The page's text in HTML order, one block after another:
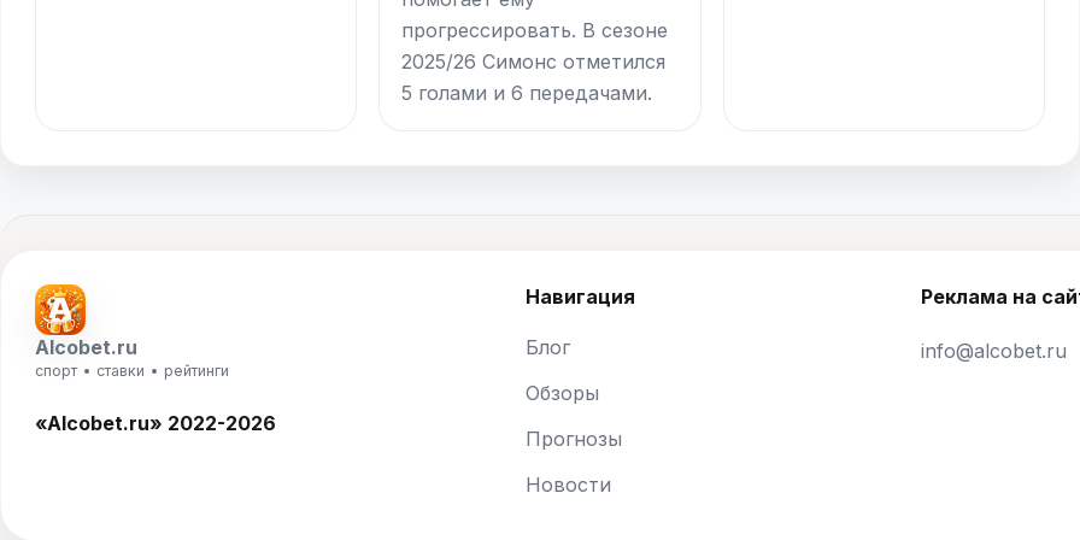
прогрессировать. В сезоне
2025/26 Симонс отметился
5 голами и 6 передачами.
Alcobet.ru
спорт • ставки • рейтинги
«Alcobet.ru» 2022-2026
Навигация
Блог
Обзоры
Прогнозы
Новости
Реклама на
info@alcobet.ru